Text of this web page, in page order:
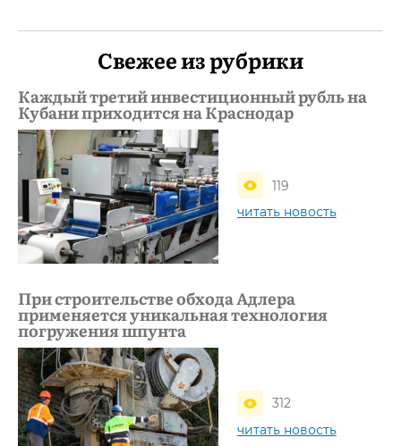
Свежее из рубрики
Каждый третий инвестиционный рубль на
Кубани приходится на Краснодар
119
читать новость
При строительстве обхода Адлера
применяется уникальная технология
погружения шпунта
312
читать новость